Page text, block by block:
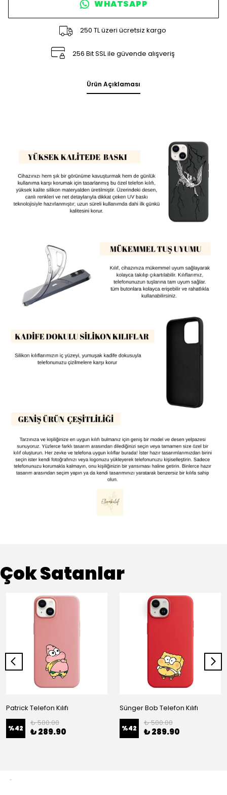
WHATSAPP
250 TL üzeri ücretsiz kargo
256 Bit SSL ile güvende alışveriş
Ürün Açıklaması
Çok Satanlar
Patrick Telefon Kılıfı
%42
₺ 500.00
₺ 289.90
Sünger Bob Telefon Kılıfı
%42
₺ 500.00
₺ 289.90